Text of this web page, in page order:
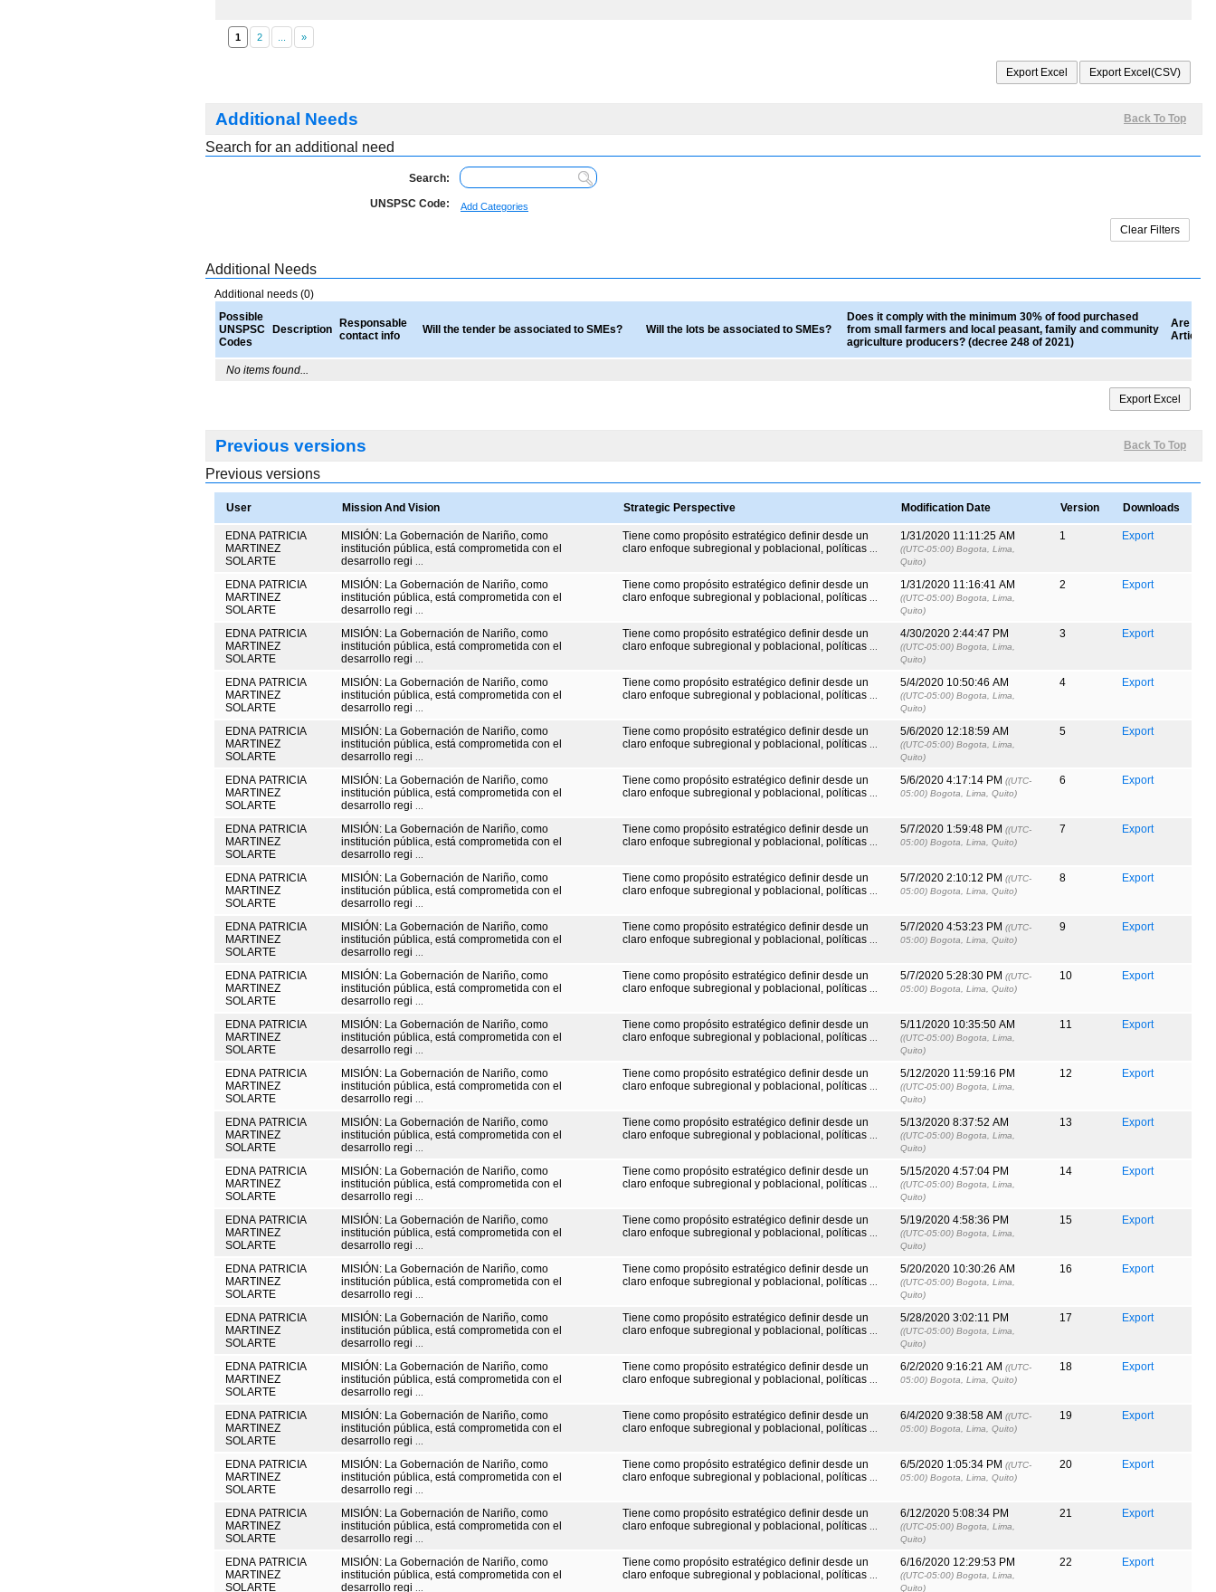
1
Additional Needs Back To Top
Search for an additional need
Search:
UNSPSC Code:
Add Categories
Additional Needs
Additional needs (0)
Possible
UNSPSC
Codes
Description
Responsable
contact info
Will the tender be associated to SMEs? Will the lots be associated to SMEs?
Does it comply with the minimum 30% of food purchased
from small farmers and local peasant, family and community
agriculture producers? (decree 248 of 2021)
Are
Article
No items found...
Previous versions Back To Top
Previous versions
User Mission And Vision Strategic Perspective Modification Date Version Downloads
EDNA PATRICIA
MARTINEZ
SOLARTE
MISIÓN: La Gobernación de Nariño, como
institución pública, está comprometida con el
desarrollo regi
Tiene como propósito estratégico definir desde un
claro enfoque subregional y poblacional, políticas
1/31/2020 11:11:25 AM
((UTC-05:00) Bogota, Lima,
Quito)
1 Export
EDNA PATRICIA
MARTINEZ
SOLARTE
MISIÓN: La Gobernación de Nariño, como
institución pública, está comprometida con el
desarrollo regi
Tiene como propósito estratégico definir desde un
claro enfoque subregional y poblacional, políticas
1/31/2020 11:16:41 AM
((UTC-05:00) Bogota, Lima,
Quito)
2 Export
EDNA PATRICIA
MARTINEZ
SOLARTE
MISIÓN: La Gobernación de Nariño, como
institución pública, está comprometida con el
desarrollo regi
Tiene como propósito estratégico definir desde un
claro enfoque subregional y poblacional, políticas
4/30/2020 2:44:47 PM
((UTC-05:00) Bogota, Lima,
Quito)
3 Export
EDNA PATRICIA
MARTINEZ
SOLARTE
MISIÓN: La Gobernación de Nariño, como
institución pública, está comprometida con el
desarrollo regi
Tiene como propósito estratégico definir desde un
claro enfoque subregional y poblacional, políticas
5/4/2020 10:50:46 AM
((UTC-05:00) Bogota, Lima,
Quito)
4 Export
EDNA PATRICIA
MARTINEZ
SOLARTE
MISIÓN: La Gobernación de Nariño, como
institución pública, está comprometida con el
desarrollo regi
Tiene como propósito estratégico definir desde un
claro enfoque subregional y poblacional, políticas
5/6/2020 12:18:59 AM
((UTC-05:00) Bogota, Lima,
Quito)
5 Export
EDNA PATRICIA
MARTINEZ
SOLARTE
MISIÓN: La Gobernación de Nariño, como
institución pública, está comprometida con el
desarrollo regi
Tiene como propósito estratégico definir desde un
claro enfoque subregional y poblacional, políticas
5/6/2020 4:17:14 PM ((UTC-
05:00) Bogota, Lima, Quito)
6 Export
EDNA PATRICIA
MARTINEZ
SOLARTE
MISIÓN: La Gobernación de Nariño, como
institución pública, está comprometida con el
desarrollo regi
Tiene como propósito estratégico definir desde un
claro enfoque subregional y poblacional, políticas
5/7/2020 1:59:48 PM ((UTC-
05:00) Bogota, Lima, Quito)
7 Export
EDNA PATRICIA
MARTINEZ
SOLARTE
MISIÓN: La Gobernación de Nariño, como
institución pública, está comprometida con el
desarrollo regi
Tiene como propósito estratégico definir desde un
claro enfoque subregional y poblacional, políticas
5/7/2020 2:10:12 PM ((UTC-
05:00) Bogota, Lima, Quito)
8 Export
EDNA PATRICIA
MARTINEZ
SOLARTE
MISIÓN: La Gobernación de Nariño, como
institución pública, está comprometida con el
desarrollo regi
Tiene como propósito estratégico definir desde un
claro enfoque subregional y poblacional, políticas
5/7/2020 4:53:23 PM ((UTC-
05:00) Bogota, Lima, Quito)
9 Export
EDNA PATRICIA
MARTINEZ
SOLARTE
MISIÓN: La Gobernación de Nariño, como
institución pública, está comprometida con el
desarrollo regi
Tiene como propósito estratégico definir desde un
claro enfoque subregional y poblacional, políticas
5/7/2020 5:28:30 PM ((UTC-
05:00) Bogota, Lima, Quito)
10 Export
EDNA PATRICIA
MARTINEZ
SOLARTE
MISIÓN: La Gobernación de Nariño, como
institución pública, está comprometida con el
desarrollo regi
Tiene como propósito estratégico definir desde un
claro enfoque subregional y poblacional, políticas
5/11/2020 10:35:50 AM
((UTC-05:00) Bogota, Lima,
Quito)
11 Export
EDNA PATRICIA
MARTINEZ
SOLARTE
MISIÓN: La Gobernación de Nariño, como
institución pública, está comprometida con el
desarrollo regi
Tiene como propósito estratégico definir desde un
claro enfoque subregional y poblacional, políticas
5/12/2020 11:59:16 PM
((UTC-05:00) Bogota, Lima,
Quito)
12 Export
EDNA PATRICIA
MARTINEZ
SOLARTE
MISIÓN: La Gobernación de Nariño, como
institución pública, está comprometida con el
desarrollo regi
Tiene como propósito estratégico definir desde un
claro enfoque subregional y poblacional, políticas
5/13/2020 8:37:52 AM
((UTC-05:00) Bogota, Lima,
Quito)
13 Export
EDNA PATRICIA
MARTINEZ
SOLARTE
MISIÓN: La Gobernación de Nariño, como
institución pública, está comprometida con el
desarrollo regi
Tiene como propósito estratégico definir desde un
claro enfoque subregional y poblacional, políticas
5/15/2020 4:57:04 PM
((UTC-05:00) Bogota, Lima,
Quito)
14 Export
EDNA PATRICIA
MARTINEZ
SOLARTE
MISIÓN: La Gobernación de Nariño, como
institución pública, está comprometida con el
desarrollo regi
Tiene como propósito estratégico definir desde un
claro enfoque subregional y poblacional, políticas
5/19/2020 4:58:36 PM
((UTC-05:00) Bogota, Lima,
Quito)
15 Export
EDNA PATRICIA
MARTINEZ
SOLARTE
MISIÓN: La Gobernación de Nariño, como
institución pública, está comprometida con el
desarrollo regi
Tiene como propósito estratégico definir desde un
claro enfoque subregional y poblacional, políticas
5/20/2020 10:30:26 AM
((UTC-05:00) Bogota, Lima,
Quito)
16 Export
EDNA PATRICIA
MARTINEZ
SOLARTE
MISIÓN: La Gobernación de Nariño, como
institución pública, está comprometida con el
desarrollo regi
Tiene como propósito estratégico definir desde un
claro enfoque subregional y poblacional, políticas
5/28/2020 3:02:11 PM
((UTC-05:00) Bogota, Lima,
Quito)
17 Export
EDNA PATRICIA
MARTINEZ
SOLARTE
MISIÓN: La Gobernación de Nariño, como
institución pública, está comprometida con el
desarrollo regi
Tiene como propósito estratégico definir desde un
claro enfoque subregional y poblacional, políticas
6/2/2020 9:16:21 AM ((UTC-
05:00) Bogota, Lima, Quito)
18 Export
EDNA PATRICIA
MARTINEZ
SOLARTE
MISIÓN: La Gobernación de Nariño, como
institución pública, está comprometida con el
desarrollo regi
Tiene como propósito estratégico definir desde un
claro enfoque subregional y poblacional, políticas
6/4/2020 9:38:58 AM ((UTC-
05:00) Bogota, Lima, Quito)
19 Export
EDNA PATRICIA
MARTINEZ
SOLARTE
MISIÓN: La Gobernación de Nariño, como
institución pública, está comprometida con el
desarrollo regi
Tiene como propósito estratégico definir desde un
claro enfoque subregional y poblacional, políticas
6/5/2020 1:05:34 PM ((UTC-
05:00) Bogota, Lima, Quito)
20 Export
EDNA PATRICIA
MARTINEZ
SOLARTE
MISIÓN: La Gobernación de Nariño, como
institución pública, está comprometida con el
desarrollo regi
Tiene como propósito estratégico definir desde un
claro enfoque subregional y poblacional, políticas
6/12/2020 5:08:34 PM
((UTC-05:00) Bogota, Lima,
Quito)
21 Export
EDNA PATRICIA
MARTINEZ
SOLARTE
MISIÓN: La Gobernación de Nariño, como
institución pública, está comprometida con el
desarrollo regi
Tiene como propósito estratégico definir desde un
claro enfoque subregional y poblacional, políticas
6/16/2020 12:29:53 PM
((UTC-05:00) Bogota, Lima,
Quito)
22 Export